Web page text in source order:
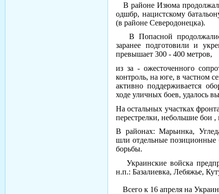
В районе Изюма
одшбр, нацистскому
(в районе Северодонецка).
В Попасной
заранее подготовили и
превышает 300 - 400 метров,
из за - ожесточенного
контроль, на юге, в частном
активно поддерживается
ходе уличных боев, удалось
На остальных участках
перестрелки, небольшие бои
В районах: Марьинка,
шли отдельные позиционные
борьбы.
Украинские войска
н.п.: Базалиевка, Лебяжье,
Всего к 16 апреля на